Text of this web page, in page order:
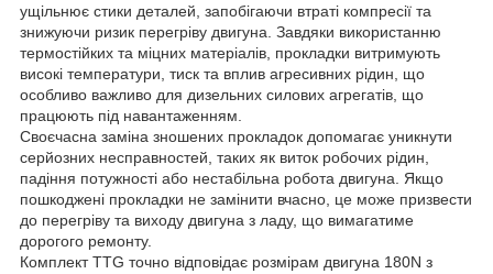
ущільнює стики деталей, запобігаючи втраті компресії та
знижуючи ризик перегріву двигуна. Завдяки використанню
термостійких та міцних матеріалів, прокладки витримують
високі температури, тиск та вплив агресивних рідин, що
особливо важливо для дизельних силових агрегатів, що
працюють під навантаженням.
Своєчасна заміна зношених прокладок допомагає уникнути
серйозних несправностей, таких як виток робочих рідин,
падіння потужності або нестабільна робота двигуна. Якщо
пошкоджені прокладки не замінити вчасно, це може призвести
до перегріву та виходу двигуна з ладу, що вимагатиме
дорогого ремонту.
Комплект TTG точно відповідає розмірам двигуна 180N з